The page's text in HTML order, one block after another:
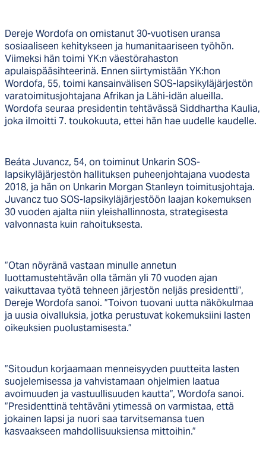
Dereje Wordofa on omistanut 30-vuotisen uransa
sosiaaliseen kehitykseen ja humanitaariseen työhön.
Viimeksi hän toimi YK:n väestörahaston
apulaispääsihteerinä. Ennen siirtymistään YK:hon
Wordofa, 55, toimi kansainvälisen SOS-lapsikyläjärjestön
varatoimitusjohtajana Afrikan ja Lähi-idän alueilla.
Wordofa seuraa presidentin tehtävässä Siddhartha Kaulia,
joka ilmoitti 7. toukokuuta, ettei hän hae uudelle kaudelle.
Beáta Juvancz, 54, on toiminut Unkarin SOS-
lapsikyläjärjestön hallituksen puheenjohtajana vuodesta
2018, ja hän on Unkarin Morgan Stanleyn toimitusjohtaja.
Juvancz tuo SOS-lapsikyläjärjestöön laajan kokemuksen
30 vuoden ajalta niin yleishallinnosta, strategisesta
valvonnasta kuin rahoituksesta.
”Otan nöyränä vastaan minulle annetun
luottamustehtävän olla tämän yli 70 vuoden ajan
vaikuttavaa työtä tehneen järjestön neljäs presidentti”,
Dereje Wordofa sanoi. ”Toivon tuovani uutta näkökulmaa
ja uusia oivalluksia, jotka perustuvat kokemuksiini lasten
oikeuksien puolustamisesta.”
”Sitoudun korjaamaan menneisyyden puutteita lasten
suojelemisessa ja vahvistamaan ohjelmien laatua
avoimuuden ja vastuullisuuden kautta”, Wordofa sanoi.
”Presidenttinä tehtäväni ytimessä on varmistaa, että
jokainen lapsi ja nuori saa tarvitsemansa tuen
kasvaakseen mahdollisuuksiensa mittoihin.”